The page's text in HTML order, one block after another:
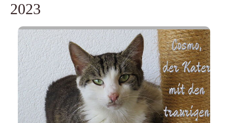
Der Eintrag "offcanvas-col3" existiert leider nicht.
Der Eintrag "offcanvas-col4" existiert leider nicht.
2023